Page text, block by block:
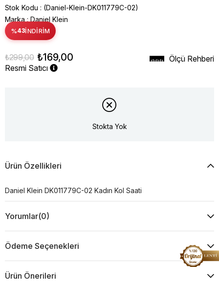
Stok Kodu
(Daniel-Klein-DK011779C-02)
Marka : Daniel Klein
%43İNDIRIM
₺299,00 ₺169,00
Resmi Satıcı
Ölçü Rehberi
Stokta Yok
Ürün Özellikleri
Daniel Klein DK011779C-02 Kadın Kol Saati
Yorumlar(0)
Ödeme Seçenekleri
Ürün Önerileri